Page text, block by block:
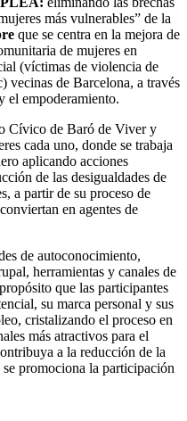
más vulnerables” de la
que se centra en la mejora de
de mujeres en
(víctimas de violencia de
vecinas de Barcelona, a través
el empoderamiento.
Cívico de Baró de Viver y
cada uno, donde se trabaja
aplicando acciones
de las desigualdades de
a partir de su proceso de
en agentes de
de autoconocimiento,
herramientas y canales de
que las participantes
su marca personal y sus
cristalizando el proceso en
más atractivos para el
a la reducción de la
promociona la participación